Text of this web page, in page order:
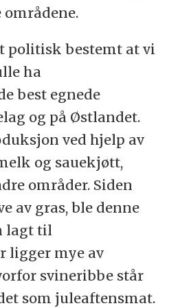
politisk bestemt at vi
ha
best egnede
og på Østlandet.
ved hjelp av
og sauekjøtt,
områder. Siden
av gras, ble denne
lagt til
ligger mye av
svineribbe står
som juleaftensmat.